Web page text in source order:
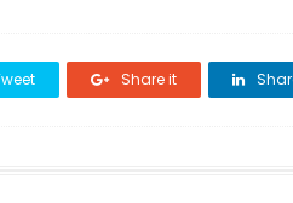
Share it